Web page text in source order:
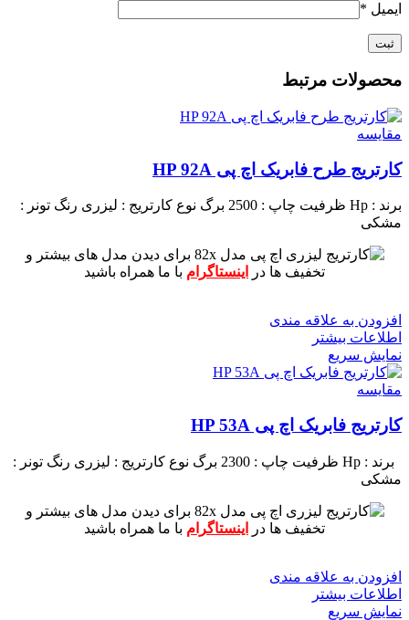
ایمیل *
محصولات مرتبط
مقايسه
کارتریج طرح فابریک اچ پی HP 92A
برند : Hp ظرفیت چاپ : 2500 برگ نوع کارتریج : لیزری رنگ تونر :
مشکی
برای دیدن مدل های بیشتر و
تخفیف ها در
اینستاگرام با ما همراه باشید
افزودن به علاقه مندی
اطلاعات بیشتر
نمایش سریع
مقايسه
کارتریج فابریک اچ پی HP 53A
برند : Hp ظرفیت چاپ : 2300 برگ نوع کارتریج : لیزری رنگ تونر :
مشکی
برای دیدن مدل های بیشتر و
تخفیف ها در
اینستاگرام با ما همراه باشید
افزودن به علاقه مندی
اطلاعات بیشتر
نمایش سریع